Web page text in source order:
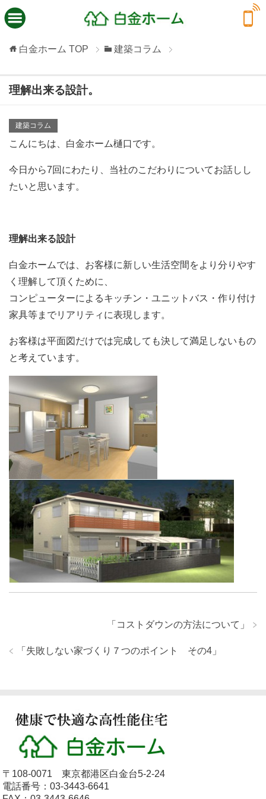
白金ホーム TOP 建築コラム
理解出来る設計。
建築コラム
こんにちは、白金ホーム樋口です。
今日から7回にわたり、当社のこだわりについてお話しし
たいと思います。
理解出来る設計
白金ホームでは、お客様に新しい生活空間をより分りやす
く理解して頂くために、
コンピューターによるキッチン・ユニットバス・作り付け
家具等までリアリティに表現します。
お客様は平面図だけでは完成しても決して満足しないもの
と考えています。
「 コストダウンの方法について 」
「 失敗しない家づくり７つのポイント その4 」
〒108-0071 東京都港区白金台5-2-24
電話番号：03-3443-6641